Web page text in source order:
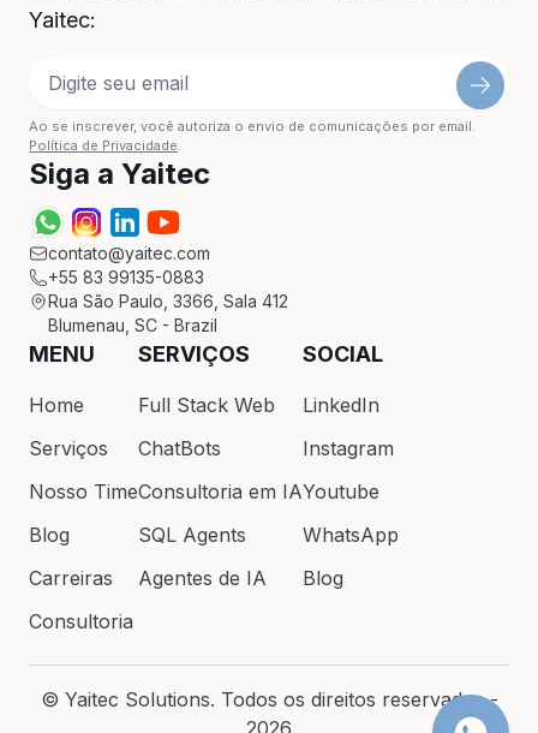
Yaitec:
Ao se inscrever, você autoriza o envio de comunicações por email.
Política de Privacidade.
Siga a Yaitec
contato@yaitec.com
+55 83 99135-0883
Rua São Paulo, 3366, Sala 412
Blumenau, SC - Brazil
MENU
Home
Serviços
Nosso Time
Blog
Carreiras
Consultoria
SERVIÇOS
Full Stack Web
ChatBots
Consultoria em IA
SQL Agents
Agentes de IA
SOCIAL
LinkedIn
Instagram
Youtube
WhatsApp
Blog
© Yaitec Solutions. Todos os direitos reservados -
2026